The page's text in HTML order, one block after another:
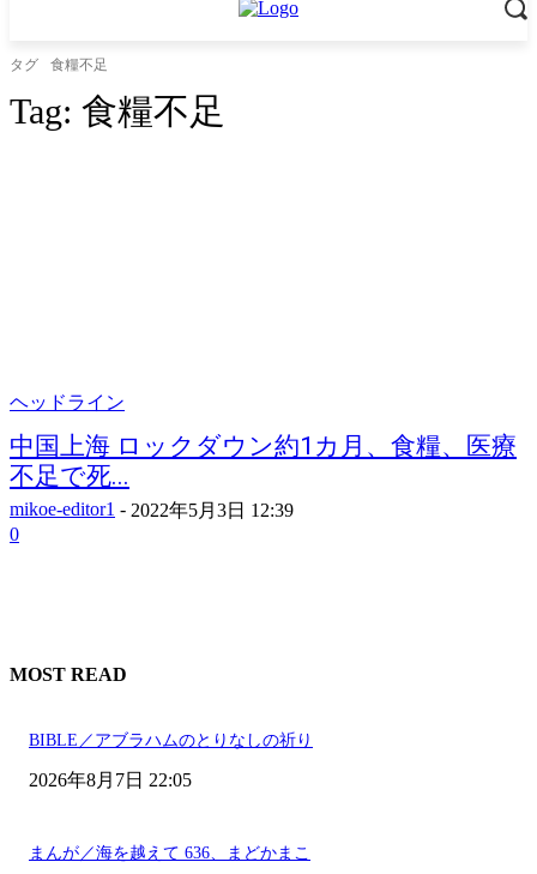
タグ 食糧不足
Tag: 食糧不足
ヘッドライン
中国上海 ロックダウン約1カ月、食糧、医療
不足で死...
mikoe-editor1 - 2022年5月3日 12:39
0
MOST READ
BIBLE／アブラハムのとりなしの祈り
2026年8月7日 22:05
まんが／海を越えて 636、まどかまこ